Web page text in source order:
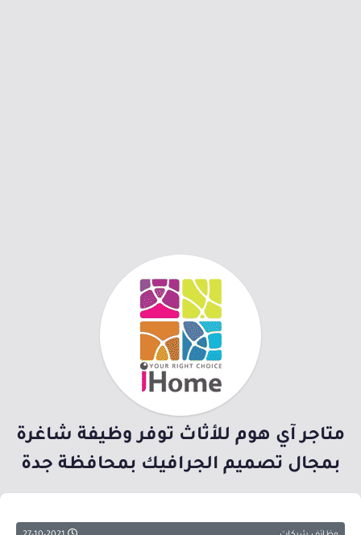
متاجر آي هوم للأثاث توفر وظيفة شاغرة
بمجال تصميم الجرافيك بمحافظة جدة